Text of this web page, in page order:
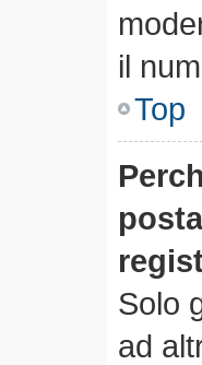
il
Top
Solo
ad